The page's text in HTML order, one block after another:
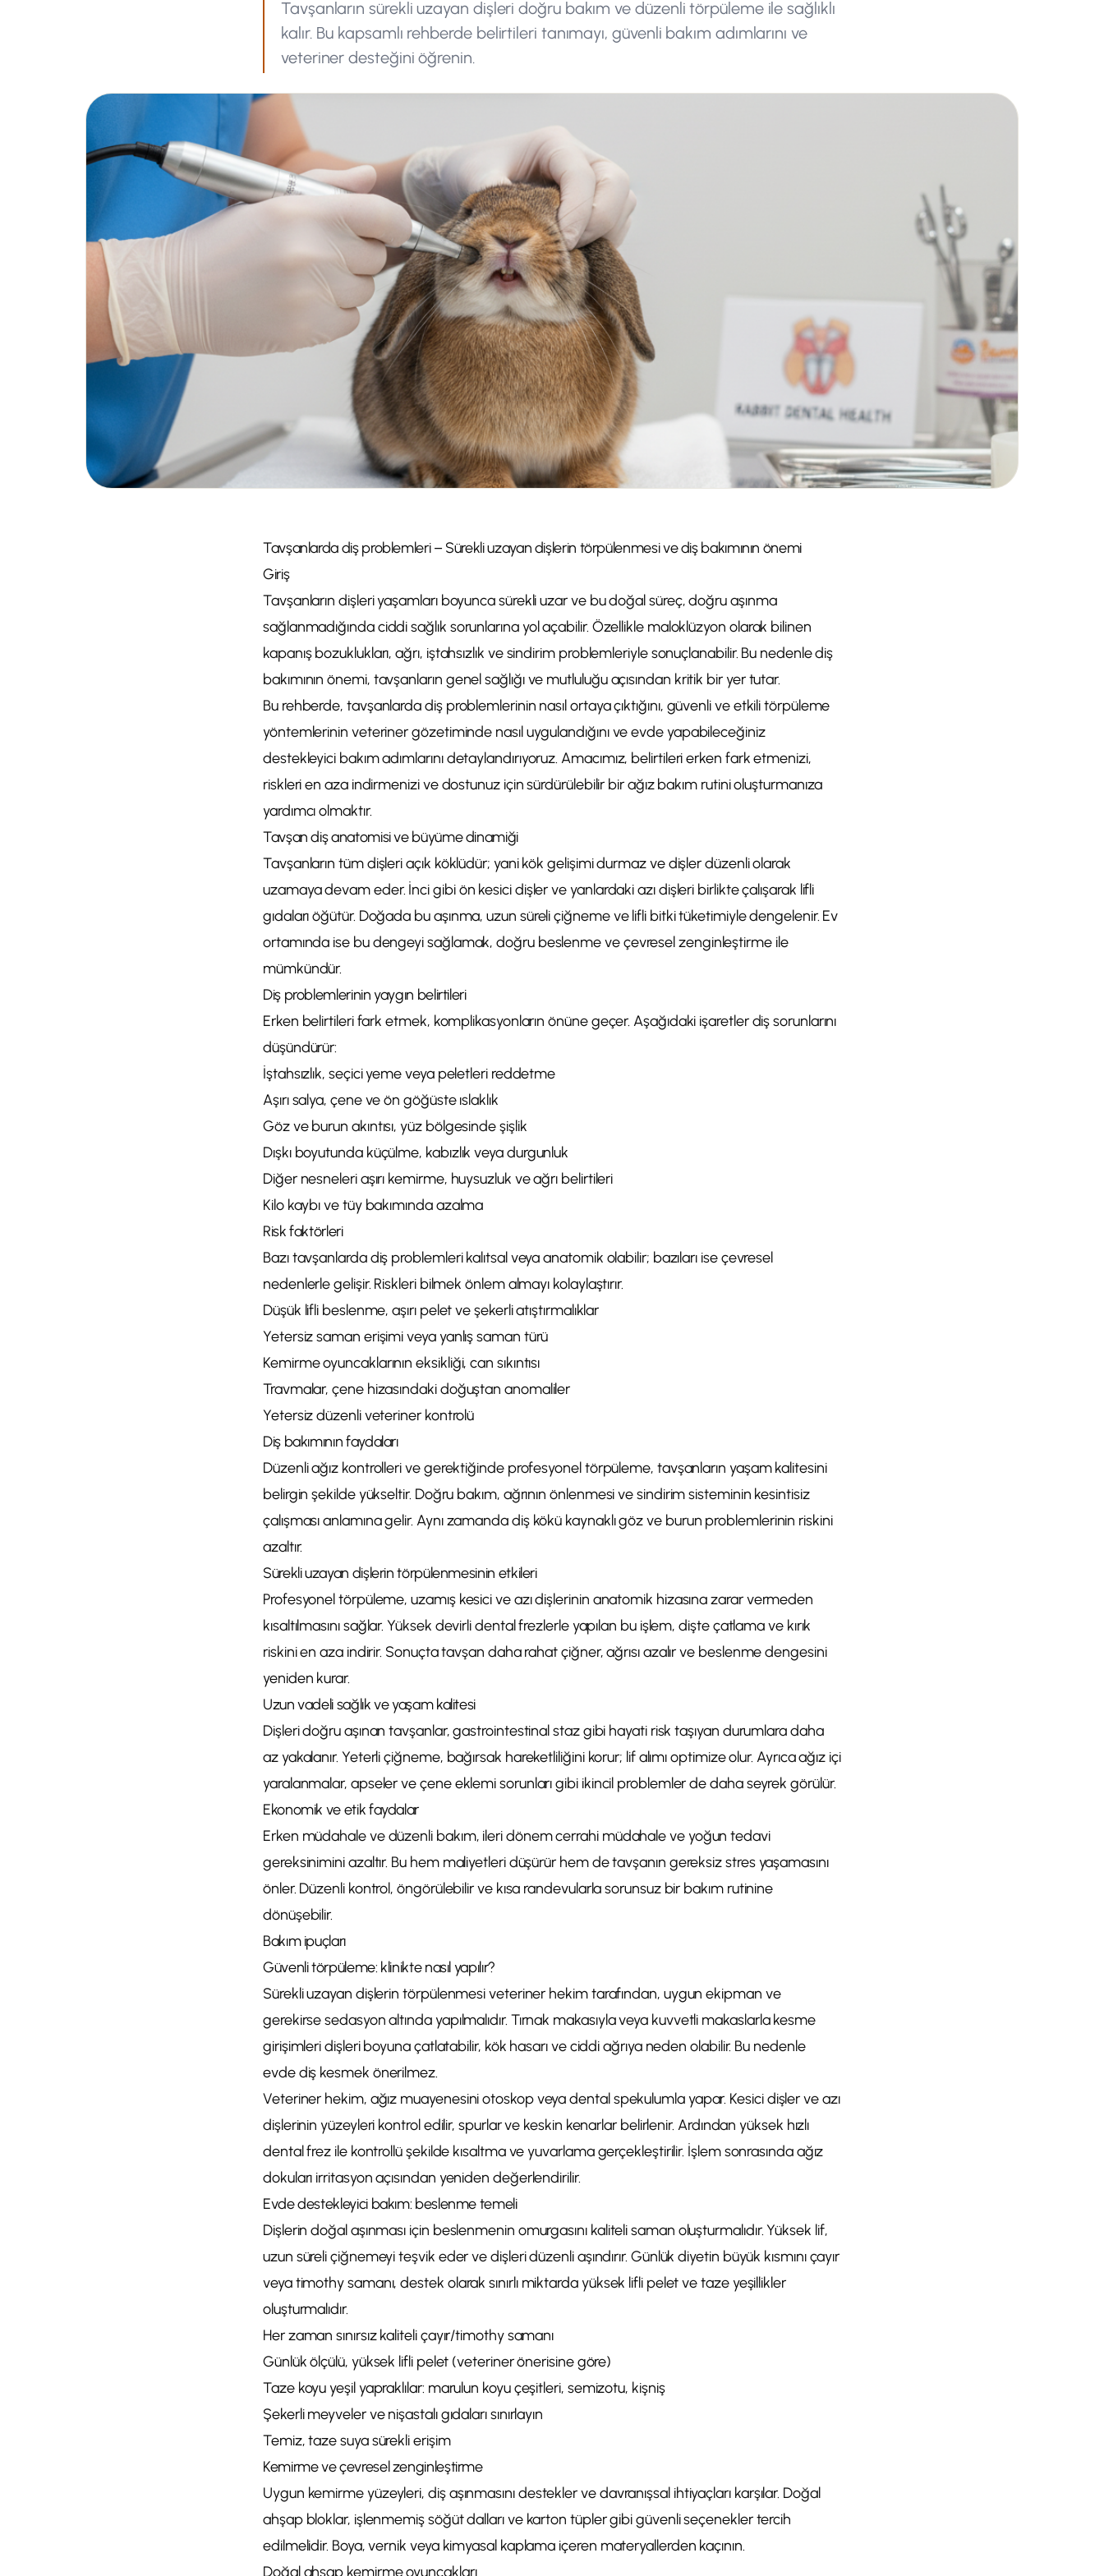
Tavşanların sürekli uzayan dişleri doğru bakım ve düzenli törpüleme ile sağlıklı
kalır. Bu kapsamlı rehberde belirtileri tanımayı, güvenli bakım adımlarını ve
veteriner desteğini öğrenin.
Tavşanlarda diş problemleri – Sürekli uzayan dişlerin törpülenmesi ve diş bakımının önemi
Giriş
Tavşanların dişleri yaşamları boyunca sürekli uzar ve bu doğal süreç, doğru aşınma
sağlanmadığında ciddi sağlık sorunlarına yol açabilir. Özellikle maloklüzyon olarak bilinen
kapanış bozuklukları, ağrı, iştahsızlık ve sindirim problemleriyle sonuçlanabilir. Bu nedenle diş
bakımının önemi, tavşanların genel sağlığı ve mutluluğu açısından kritik bir yer tutar.
Bu rehberde, tavşanlarda diş problemlerinin nasıl ortaya çıktığını, güvenli ve etkili törpüleme
yöntemlerinin veteriner gözetiminde nasıl uygulandığını ve evde yapabileceğiniz
destekleyici bakım adımlarını detaylandırıyoruz. Amacımız, belirtileri erken fark etmenizi,
riskleri en aza indirmenizi ve dostunuz için sürdürülebilir bir ağız bakım rutini oluşturmanıza
yardımcı olmaktır.
Tavşan diş anatomisi ve büyüme dinamiği
Tavşanların tüm dişleri açık köklüdür; yani kök gelişimi durmaz ve dişler düzenli olarak
uzamaya devam eder. İnci gibi ön kesici dişler ve yanlardaki azı dişleri birlikte çalışarak lifli
gıdaları öğütür. Doğada bu aşınma, uzun süreli çiğneme ve lifli bitki tüketimiyle dengelenir. Ev
ortamında ise bu dengeyi sağlamak, doğru beslenme ve çevresel zenginleştirme ile
mümkündür.
Diş problemlerinin yaygın belirtileri
Erken belirtileri fark etmek, komplikasyonların önüne geçer. Aşağıdaki işaretler diş sorunlarını
düşündürür:
İştahsızlık, seçici yeme veya peletleri reddetme
Aşırı salya, çene ve ön göğüste ıslaklık
Göz ve burun akıntısı, yüz bölgesinde şişlik
Dışkı boyutunda küçülme, kabızlık veya durgunluk
Diğer nesneleri aşırı kemirme, huysuzluk ve ağrı belirtileri
Kilo kaybı ve tüy bakımında azalma
Risk faktörleri
Bazı tavşanlarda diş problemleri kalıtsal veya anatomik olabilir; bazıları ise çevresel
nedenlerle gelişir. Riskleri bilmek önlem almayı kolaylaştırır.
Düşük lifli beslenme, aşırı pelet ve şekerli atıştırmalıklar
Yetersiz saman erişimi veya yanlış saman türü
Kemirme oyuncaklarının eksikliği, can sıkıntısı
Travmalar, çene hizasındaki doğuştan anomaliler
Yetersiz düzenli veteriner kontrolü
Diş bakımının faydaları
Düzenli ağız kontrolleri ve gerektiğinde profesyonel törpüleme, tavşanların yaşam kalitesini
belirgin şekilde yükseltir. Doğru bakım, ağrının önlenmesi ve sindirim sisteminin kesintisiz
çalışması anlamına gelir. Aynı zamanda diş kökü kaynaklı göz ve burun problemlerinin riskini
azaltır.
Sürekli uzayan dişlerin törpülenmesinin etkileri
Profesyonel törpüleme, uzamış kesici ve azı dişlerinin anatomik hizasına zarar vermeden
kısaltılmasını sağlar. Yüksek devirli dental frezlerle yapılan bu işlem, dişte çatlama ve kırık
riskini en aza indirir. Sonuçta tavşan daha rahat çiğner, ağrısı azalır ve beslenme dengesini
yeniden kurar.
Uzun vadeli sağlık ve yaşam kalitesi
Dişleri doğru aşınan tavşanlar, gastrointestinal staz gibi hayati risk taşıyan durumlara daha
az yakalanır. Yeterli çiğneme, bağırsak hareketliliğini korur; lif alımı optimize olur. Ayrıca ağız içi
yaralanmalar, apseler ve çene eklemi sorunları gibi ikincil problemler de daha seyrek görülür.
Ekonomik ve etik faydalar
Erken müdahale ve düzenli bakım, ileri dönem cerrahi müdahale ve yoğun tedavi
gereksinimini azaltır. Bu hem maliyetleri düşürür hem de tavşanın gereksiz stres yaşamasını
önler. Düzenli kontrol, öngörülebilir ve kısa randevularla sorunsuz bir bakım rutinine
dönüşebilir.
Bakım ipuçları
Güvenli törpüleme: klinikte nasıl yapılır?
Sürekli uzayan dişlerin törpülenmesi veteriner hekim tarafından, uygun ekipman ve
gerekirse sedasyon altında yapılmalıdır. Tırnak makasıyla veya kuvvetli makaslarla kesme
girişimleri dişleri boyuna çatlatabilir, kök hasarı ve ciddi ağrıya neden olabilir. Bu nedenle
evde diş kesmek önerilmez.
Veteriner hekim, ağız muayenesini otoskop veya dental spekulumla yapar. Kesici dişler ve azı
dişlerinin yüzeyleri kontrol edilir, spurlar ve keskin kenarlar belirlenir. Ardından yüksek hızlı
dental frez ile kontrollü şekilde kısaltma ve yuvarlama gerçekleştirilir. İşlem sonrasında ağız
dokuları irritasyon açısından yeniden değerlendirilir.
Evde destekleyici bakım: beslenme temeli
Dişlerin doğal aşınması için beslenmenin omurgasını kaliteli saman oluşturmalıdır. Yüksek lif,
uzun süreli çiğnemeyi teşvik eder ve dişleri düzenli aşındırır. Günlük diyetin büyük kısmını çayır
veya timothy samanı, destek olarak sınırlı miktarda yüksek lifli pelet ve taze yeşillikler
oluşturmalıdır.
Her zaman sınırsız kaliteli çayır/timothy samanı
Günlük ölçülü, yüksek lifli pelet (veteriner önerisine göre)
Taze koyu yeşil yapraklılar: marulun koyu çeşitleri, semizotu, kişniş
Şekerli meyveler ve nişastalı gıdaları sınırlayın
Temiz, taze suya sürekli erişim
Kemirme ve çevresel zenginleştirme
Uygun kemirme yüzeyleri, diş aşınmasını destekler ve davranışsal ihtiyaçları karşılar. Doğal
ahşap bloklar, işlenmemiş söğüt dalları ve karton tüpler gibi güvenli seçenekler tercih
edilmelidir. Boya, vernik veya kimyasal kaplama içeren materyallerden kaçının.
Doğal ahşap kemirme oyuncakları